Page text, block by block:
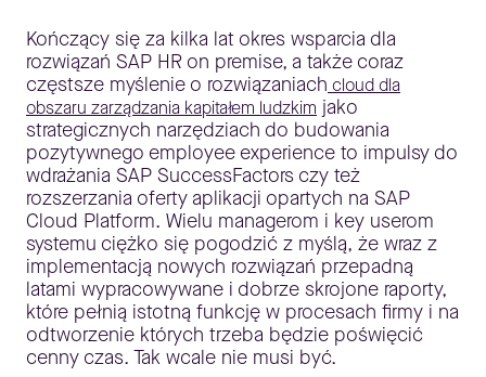
Kończący się za kilka lat okres wsparcia dla
rozwiązań SAP HR on premise, a także coraz
częstsze myślenie o rozwiązaniach cloud dla
obszaru zarządzania kapitałem ludzkim jako
strategicznych narzędziach do budowania
pozytywnego employee experience to impulsy do
wdrażania SAP SuccessFactors czy też
rozszerzania oferty aplikacji opartych na SAP
Cloud Platform. Wielu managerom i key userom
systemu ciężko się pogodzić z myślą, że wraz z
implementacją nowych rozwiązań przepadną
latami wypracowywane i dobrze skrojone raporty,
które pełnią istotną funkcję w procesach firmy i na
odtworzenie których trzeba będzie poświęcić
cenny czas. Tak wcale nie musi być.